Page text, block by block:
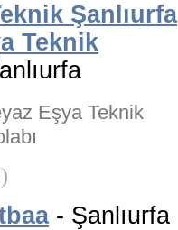
Şanlıurfa
Teknik
Eşya Teknik
- Şanlıurfa